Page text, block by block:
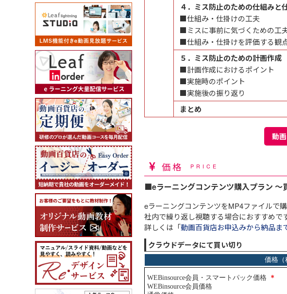
４．ミス防止のための仕組みと
■仕組み・仕掛けの工夫
■ミスに事前に気づくための工
■仕組み・仕掛けを評価する観
５．ミス防止のための計画作成
■計画作成におけるポイント
■実施時のポイント
■実施後の振り返り
まとめ
動
価格 PRICE
■eラーニングコンテンツ購入プラン ～
eラーニングコンテンツをMP4ファイルで
社内で繰り返し視聴する場合におすすめで
詳しくは「動画百貨店お申込みから納品ま
クラウドデータにて買い切り